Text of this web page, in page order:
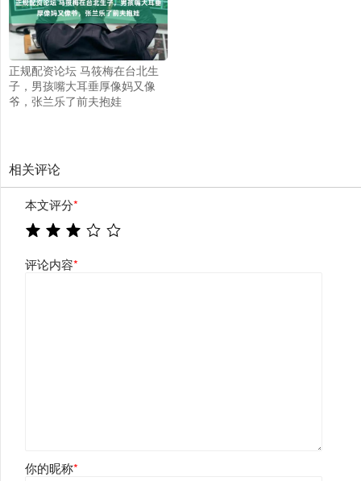
正规配资论坛 马筱梅在台北生
子，男孩嘴大耳垂厚像妈又像
爷，张兰乐了前夫抱娃
相关评论
本文评分*
评论内容*
你的昵称*